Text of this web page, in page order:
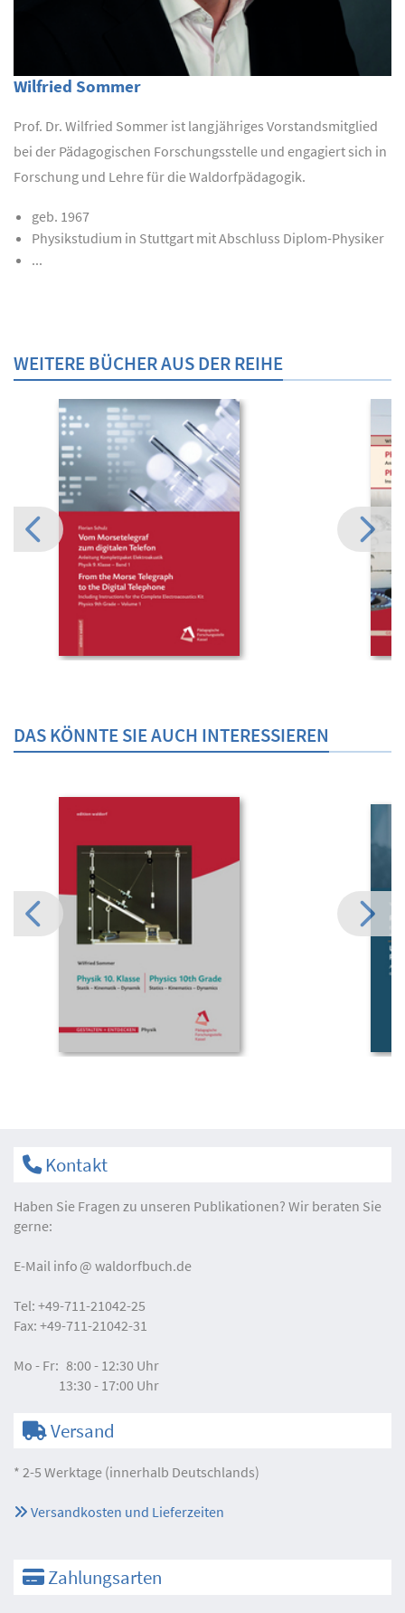
Wilfried Sommer
Prof. Dr. Wilfried Sommer ist langjähriges Vorstandsmitglied
bei der Pädagogischen Forschungsstelle und engagiert sich in
Forschung und Lehre für die Waldorfpädagogik.
geb. 1967
Physikstudium in Stuttgart mit Abschluss Diplom-Physiker
...
WEITERE BÜCHER AUS DER REIHE
DAS KÖNNTE SIE AUCH INTERESSIEREN
Kontakt
Haben Sie Fragen zu unseren Publikationen? Wir beraten Sie
gerne:
E-Mail info waldorfbuch.de
Tel: +49-711-21042-25
Fax: +49-711-21042-31
Mo - Fr: 8:00 - 12:30 Uhr
13:30 - 17:00 Uhr
Versand
* 2-5 Werktage (innerhalb Deutschlands)
Versandkosten und Lieferzeiten
Zahlungsarten